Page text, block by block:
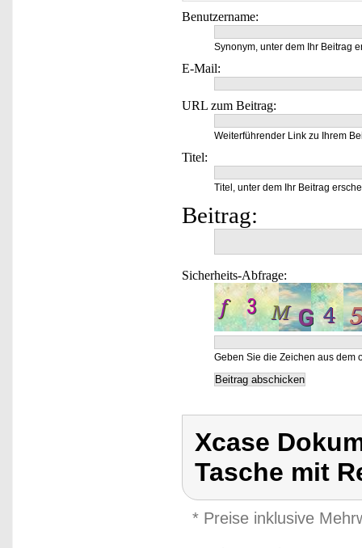
Benutzername:
Synonym, unter dem Ihr Beitrag
E-Mail:
URL zum Beitrag:
Weiterführender Link zu Ihrem
Titel:
Titel, unter dem Ihr Beitrag
Beitrag:
Sicherheits-Abfrage:
Geben Sie die Zeichen aus dem
Xcase
Tasche mit
* Preise inklusive